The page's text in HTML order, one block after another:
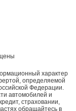
характер
определяемой
Федерации.
автомобилей и
страховании,
обращайтесь в